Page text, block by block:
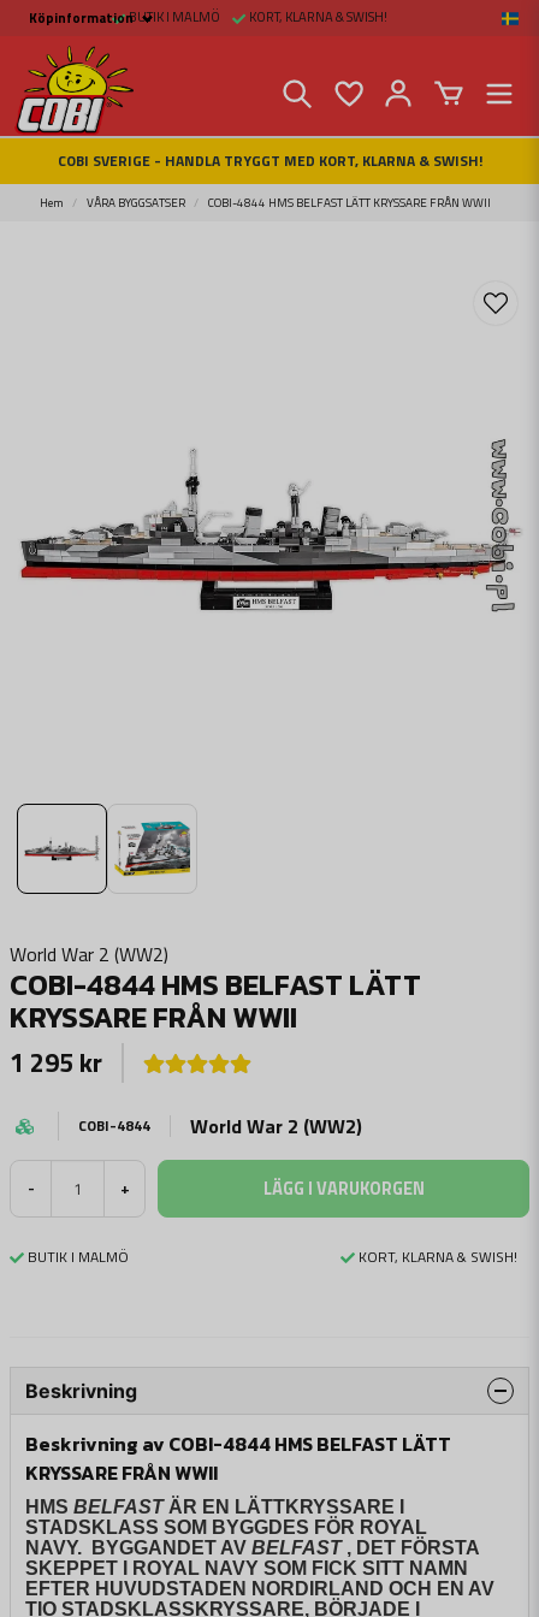
Köpinformation
Köpinformation
Köpvillkor
Betalsätt och Frakt
Beställ online hos
Fritid & Prylar
Fakta om Cobi Blocks
COBI BUTIK I MALMÖ
Kontakta oss
BUTIK I MALMÖ KORT, KLARNA & SWISH!
COBI SVERIGE - HANDLA TRYGGT MED KORT, KLARNA & SWISH!
Hem VÅRA BYGGSATSER COBI-4844 HMS BELFAST LÄTT KRYSSARE FRÅN WWII
World War 2 (WW2)
COBI-4844 HMS BELFAST LÄTT
KRYSSARE FRÅN WWII
1 295 kr
COBI-4844 World War 2 (WW2)
- + LÄGG I VARUKORGEN
BUTIK I MALMÖ KORT, KLARNA & SWISH!
Beskrivning
Beskrivning av COBI-4844 HMS BELFAST LÄTT
KRYSSARE FRÅN WWII
HMS BELFASTÄR EN LÄTTKRYSSARE I
STADSKLASS SOM BYGGDES FÖR ROYAL
NAVY. BYGGANDET AV BELFAST, DET FÖRSTA
SKEPPET I ROYAL NAVY SOM FICK SITT NAMN
EFTER HUVUDSTADEN NORDIRLAND OCH EN AV
TIO STADSKLASSKRYSSARE, BÖRJADE I